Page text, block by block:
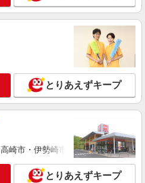
キング・梱包
円 月収例：90000円＝1250円×4時間
務の場合＋交通費別途支給 ※交通費
規定あり。
河市 ≪無料駐車場完備≫マイカー通
詳細を見る
小山事業所）/SPOY239581
ッキング・梱包・検品
円 ※交通費実費支給／当社規定あ
郡八千代町平塚
とりあえずキープ
崎市・伊勢崎市・太田市・館林市
とりあえずキープ